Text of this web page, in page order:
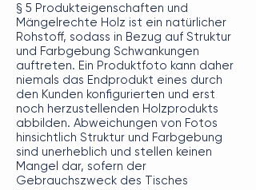
§ 5 Produkteigenschaften und
Mängelrechte Holz ist ein natürlicher
Rohstoff, sodass in Bezug auf Struktur
und Farbgebung Schwankungen
auftreten. Ein Produktfoto kann daher
niemals das Endprodukt eines durch
den Kunden konfigurierten und erst
noch herzustellenden Holzprodukts
abbilden. Abweichungen von Fotos
hinsichtlich Struktur und Farbgebung
sind unerheblich und stellen keinen
Mangel dar, sofern der
Gebrauchszweck des Tisches